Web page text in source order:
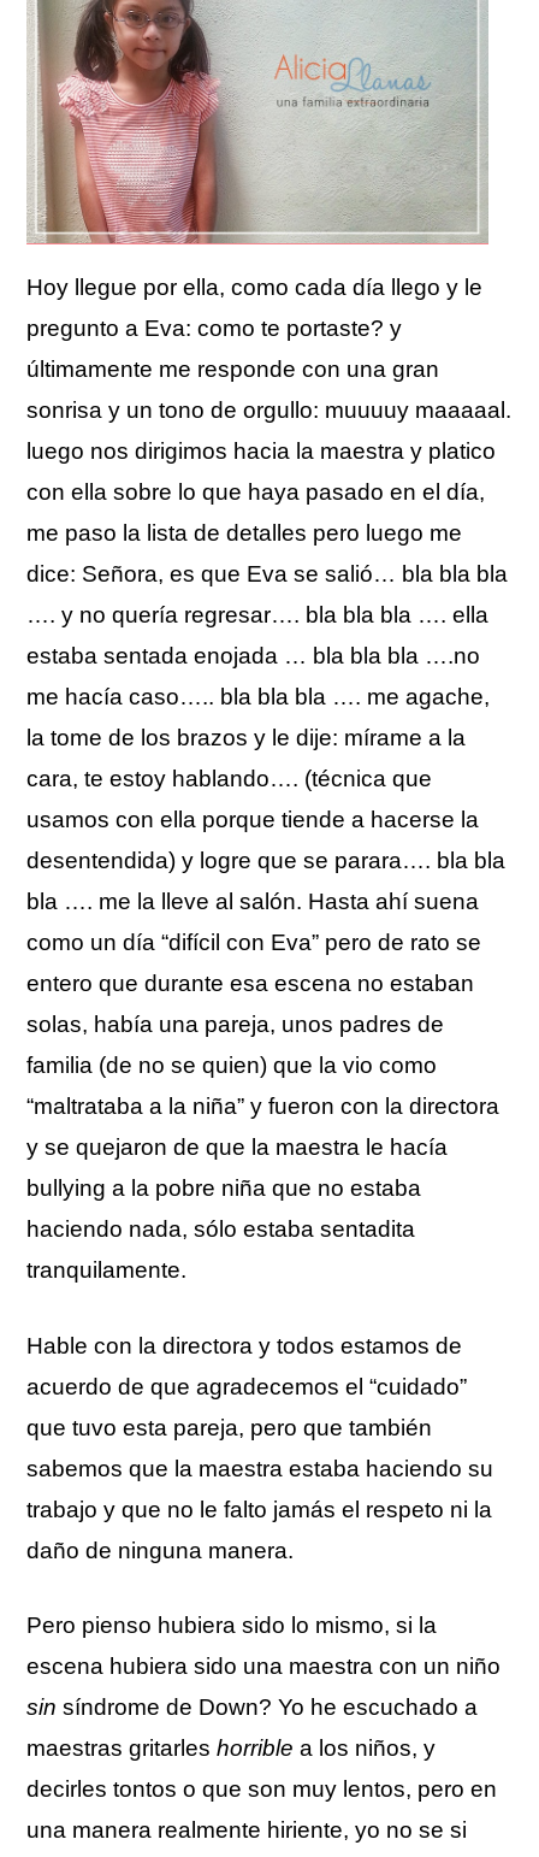
Hoy llegue por ella, como cada día llego y le
pregunto a Eva: como te portaste? y
últimamente me responde con una gran
sonrisa y un tono de orgullo: muuuuy maaaaal.
luego nos dirigimos hacia la maestra y platico
con ella sobre lo que haya pasado en el día,
me paso la lista de detalles pero luego me
dice: Señora, es que Eva se salió… bla bla bla
…. y no quería regresar…. bla bla bla …. ella
estaba sentada enojada … bla bla bla ….no
me hacía caso….. bla bla bla …. me agache,
la tome de los brazos y le dije: mírame a la
cara, te estoy hablando…. (técnica que
usamos con ella porque tiende a hacerse la
desentendida) y logre que se parara…. bla bla
bla …. me la lleve al salón. Hasta ahí suena
como un día “difícil con Eva” pero de rato se
entero que durante esa escena no estaban
solas, había una pareja, unos padres de
familia (de no se quien) que la vio como
“maltrataba a la niña” y fueron con la directora
y se quejaron de que la maestra le hacía
bullying a la pobre niña que no estaba
haciendo nada, sólo estaba sentadita
tranquilamente.
Hable con la directora y todos estamos de
acuerdo de que agradecemos el “cuidado”
que tuvo esta pareja, pero que también
sabemos que la maestra estaba haciendo su
trabajo y que no le falto jamás el respeto ni la
daño de ninguna manera.
Pero pienso hubiera sido lo mismo, si la
escena hubiera sido una maestra con un niño
sinsíndrome de Down? Yo he escuchado a
maestras gritarleshorriblea los niños, y
decirles tontos o que son muy lentos, pero en
una manera realmente hiriente, yo no se si